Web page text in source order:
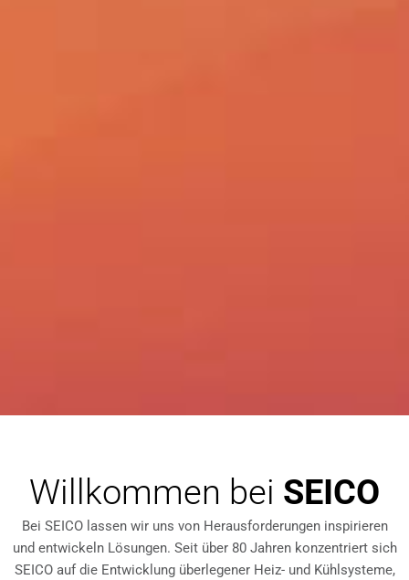
Willkommen bei SEICO
Bei SEICO lassen wir uns von Herausforderungen inspirieren
und entwickeln Lösungen. Seit über 80 Jahren konzentriert sich
SEICO auf die Entwicklung überlegener Heiz- und Kühlsysteme,